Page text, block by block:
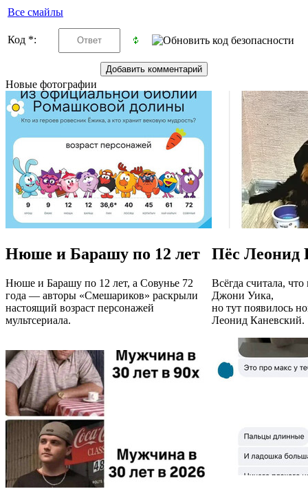
Все смайлы
Код *:
Новые фотографии
Нюше и Барашу по 12 лет
Нюше и Барашу по 12 лет, а Совунье 72
года — авторы «Смешариков» раскрыли
настоящий возраст персонажей
мультсериала.
Пёс Леонид
Всёгда считала,
Джони Уика,
но тут появилось
Леонид Каневский.